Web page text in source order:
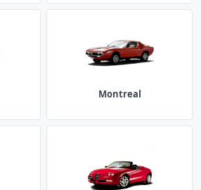
Montreal